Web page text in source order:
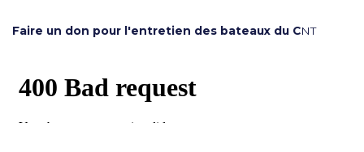
Faire un don pour l'entretien des bateaux du CNT